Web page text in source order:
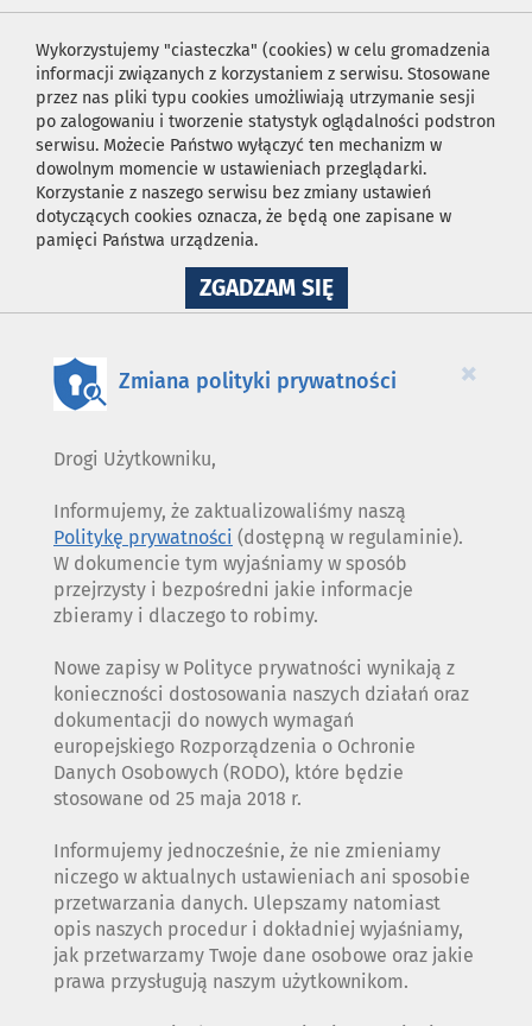
Wykorzystujemy "ciasteczka" (cookies) w celu gromadzenia
informacji związanych z korzystaniem z serwisu. Stosowane
przez nas pliki typu cookies umożliwiają utrzymanie sesji
po zalogowaniu i tworzenie statystyk oglądalności podstron
serwisu. Możecie Państwo wyłączyć ten mechanizm w
dowolnym momencie w ustawieniach przeglądarki.
Korzystanie z naszego serwisu bez zmiany ustawień
dotyczących cookies oznacza, że będą one zapisane w
pamięci Państwa urządzenia.
ZGADZAM SIĘNA
WYKORZYSTANIE
×
Zmiana polityki prywatności
Drogi Użytkowniku,
Informujemy, że zaktualizowaliśmy naszą
Politykę prywatności (dostępną w regulaminie).
W dokumencie tym wyjaśniamy w sposób
przejrzysty i bezpośredni jakie informacje
zbieramy i dlaczego to robimy.
Nowe zapisy w Polityce prywatności wynikają z
konieczności dostosowania naszych działań oraz
dokumentacji do nowych wymagań
europejskiego Rozporządzenia o Ochronie
Danych Osobowych (RODO), które będzie
stosowane od 25 maja 2018 r.
Informujemy jednocześnie, że nie zmieniamy
niczego w aktualnych ustawieniach ani sposobie
przetwarzania danych. Ulepszamy natomiast
opis naszych procedur i dokładniej wyjaśniamy,
jak przetwarzamy Twoje dane osobowe oraz jakie
prawa przysługują naszym użytkownikom.